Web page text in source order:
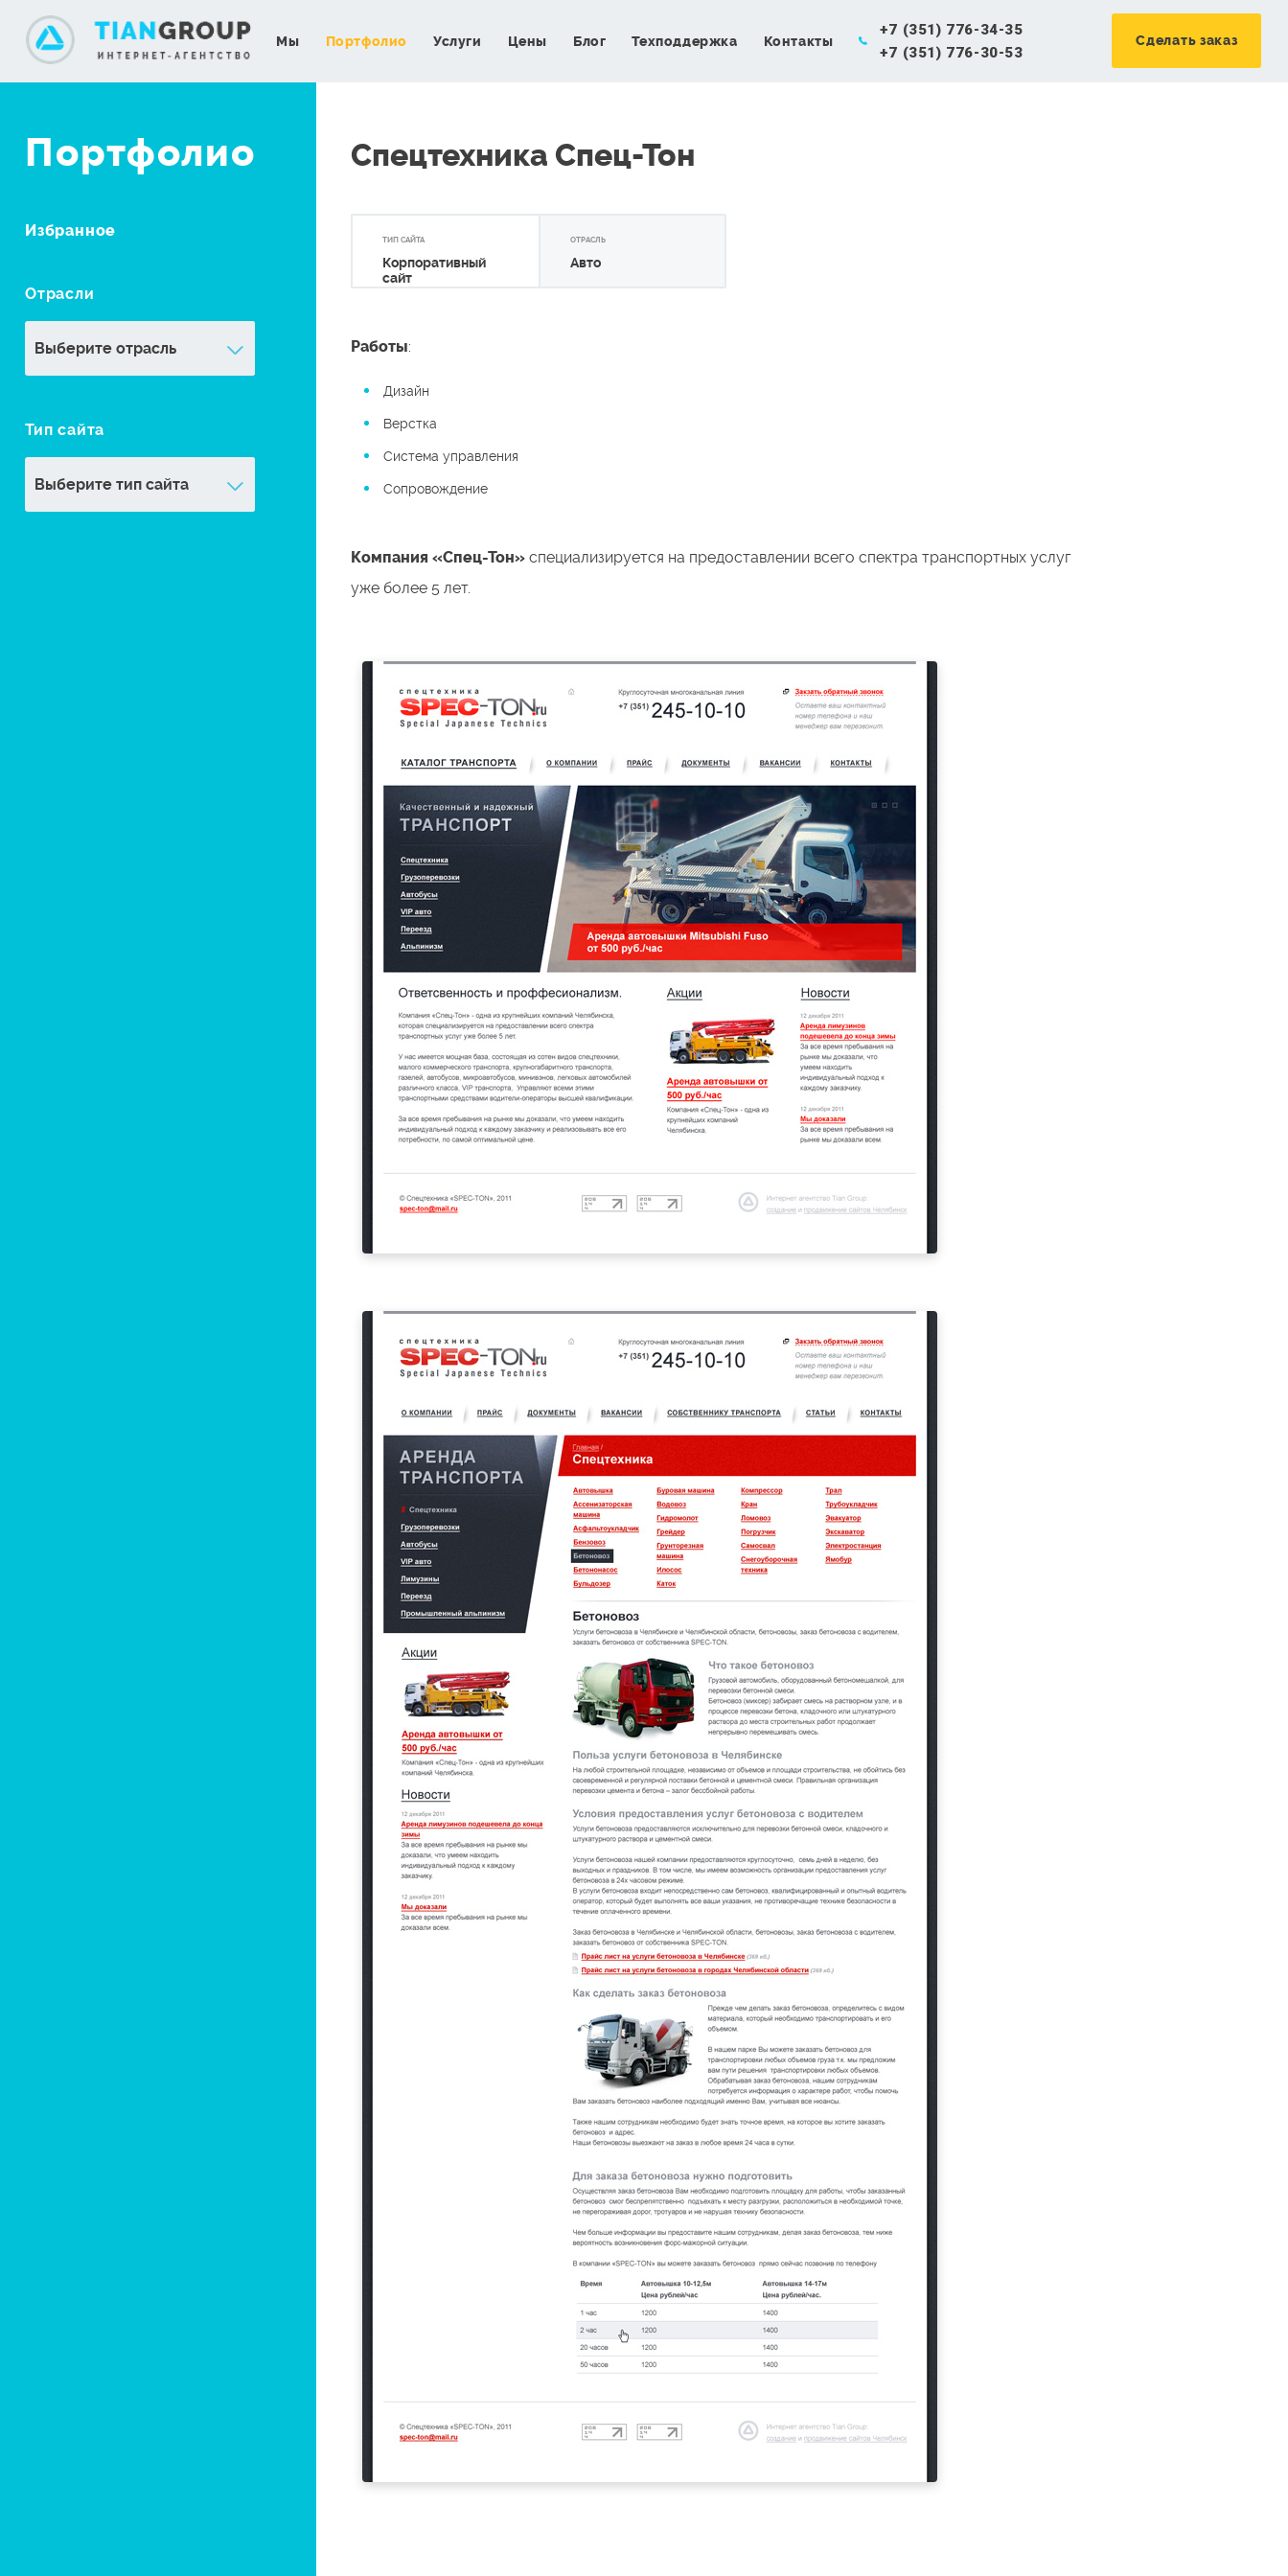
Мы Портфолио Услуги Цены Блог Техподдержка Контакты
+7 (351) 776-34-35
+7 (351) 776-30-53
Сделать заказ
Портфолио
Избранное
Отрасли
Тип сайта
Спецтехника Спец-Тон
ТИП САЙТА
Корпоративный
сайт
ОТРАСЛЬ
Авто
Работы:
Дизайн
Верстка
Система управления
Сопровождение
Компания «Спец-Тон» специализируется на предоставлении всего спектра транспортных услуг
уже более 5 лет.